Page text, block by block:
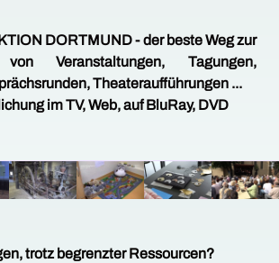
DORTMUND - der beste Weg zur
von Veranstaltungen, Tagungen,
Theateraufführungen ...
im TV, Web, auf BluRay, DVD
trotz begrenzter Ressourcen?